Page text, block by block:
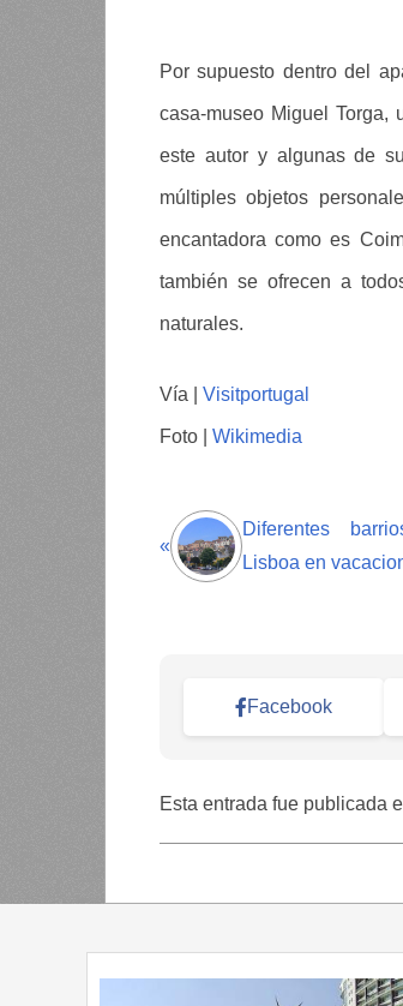
Por supuesto dentro del
casa-museo Miguel
este autor y algunas de
múltiples objetos
encantadora como es
también se ofrecen a
naturales.
Vía | Visitportugal
Foto | Wikimedia
«
Diferentes
Lisboa en
Facebook
Esta entrada fue publicada